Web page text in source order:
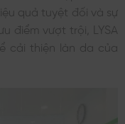
quả tuyệt đối và sự
điểm vượt trội, LYSA
cải thiện làn da của